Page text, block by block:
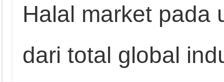
Halal market pada
dari total global